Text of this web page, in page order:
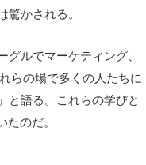
驚かされる。
ルでマーケティング、
らの場で多くの人たちに
と語る。これらの学びと
のだ。